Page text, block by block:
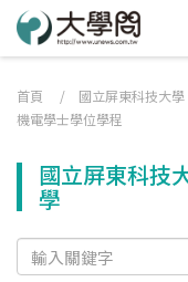
首頁 / 國立屏東科技大學
機電學士學位學程
國立屏東科技
學